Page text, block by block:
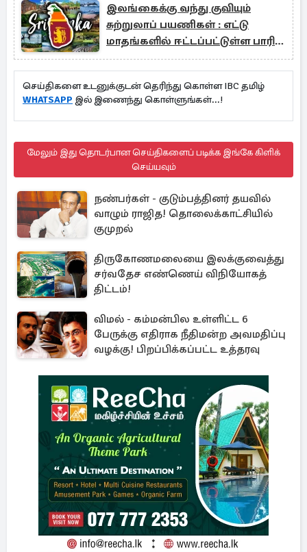
இலங்கைக்கு வந்து குவியும்
சுற்றுலாப் பயணிகள் : எட்டு
மாதங்களில் ஈட்டப்பட்டுள்ள பாரிய
வருமானம்!
செய்திகளை உடனுக்குடன் தெரிந்து கொள்ள IBC தமிழ்
WHATSAPP இல் இணைந்து கொள்ளுங்கள்...!
மேலும் இது தொடர்பான செய்திகளைப் படிக்க இங்கே கிளிக்
செய்யவும்
நண்பர்கள் - குடும்பத்தினர் தயவில்
வாழும் ராஜித! தொலைக்காட்சியில்
குமுறல்
திருகோணமலையை இலக்குவைத்து
சர்வதேச எண்ணெய் விநியோகத்
திட்டம்!
விமல் - கம்மன்பில உள்ளிட்ட 6
பேருக்கு எதிராக நீதிமன்ற அவமதிப்பு
வழக்கு! பிறப்பிக்கப்பட்ட உத்தரவு